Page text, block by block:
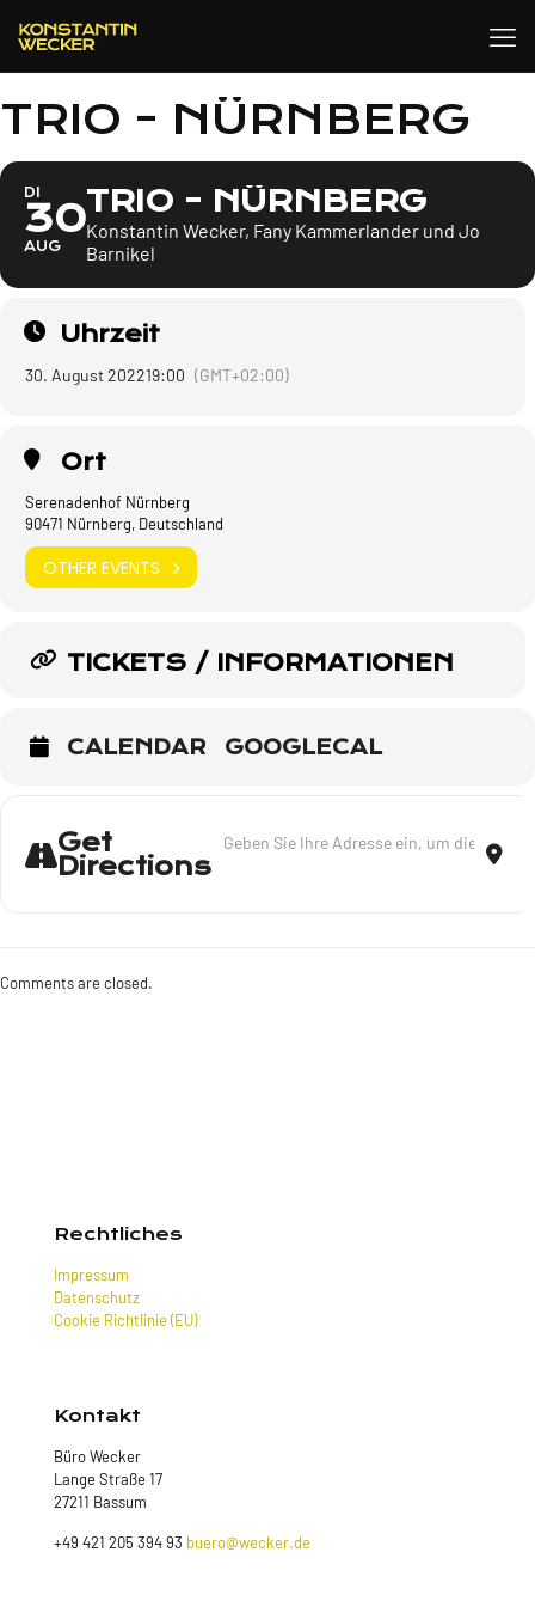
TRIO - NÜRNBERG
DI
30
AUG
TRIO - NÜRNBERG
Konstantin Wecker, Fany Kammerlander und Jo
Barnikel
Uhrzeit
30. August 202219:00 (GMT+02:00)
Ort
Serenadenhof Nürnberg
90471 Nürnberg, Deutschland
OTHER EVENTS
TICKETS / INFORMATIONEN
CALENDAR GOOGLECAL
Get
Directions
Comments are closed.
Rechtliches
Impressum
Datenschutz
Cookie Richtlinie (EU)
Kontakt
Büro Wecker
Lange Straße 17
27211 Bassum
+49 421 205 394 93 buero@wecker.de